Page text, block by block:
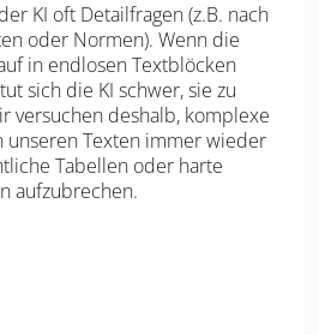
KI oft Detailfragen (z.B. nach
oder Normen). Wenn die
in endlosen Textblöcken
sich die KI schwer, sie zu
versuchen deshalb, komplexe
unseren Texten immer wieder
Tabellen oder harte
aufzubrechen.